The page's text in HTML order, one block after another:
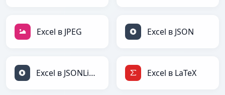
Excel в JPEG Excel в JSON
Excel в JSONLines Excel в LaTeX